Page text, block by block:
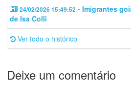
24/02/2026 15:49:52 - Imigrantes
de Isa Colli
Ver todo o histórico
Deixe um comentário